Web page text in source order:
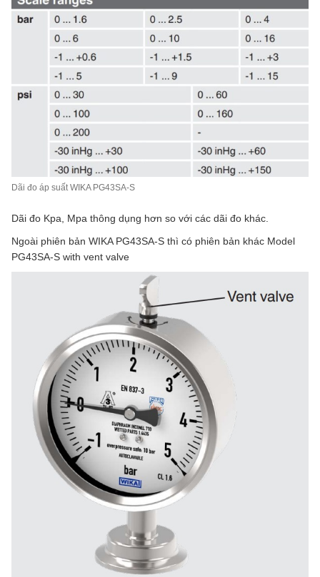
Dãi đo áp suất WIKA PG43SA-S
Dãi đo Kpa, Mpa thông dụng hơn so với các dãi đo khác.
Ngoài phiên bản WIKA PG43SA-S thì có phiên bản khác Model
PG43SA-S with vent valve